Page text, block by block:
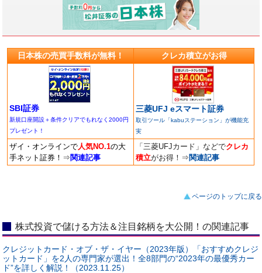
日本株の売買手数料が無料！ クレカ積立がお得
SBI証券
新規口座開設＋条件クリアでもれなく2000円
プレゼント！
三菱UFJ eスマート証券
取引ツール「kabuステーション」が機能充
実
ザイ・オンラインで人気NO.1の大
手ネット証券！ ⇒ 関連記事
「三菱UFJカード」などでクレカ
積立がお得！ ⇒ 関連記事
ページのトップに戻る
株式投資で儲ける方法＆注目銘柄を大公開！の関連記事
クレジットカード・オブ・ザ・イヤー（2023年版）「おすすめクレジ
ットカード」を2人の専門家が選出！全8部門の“2023年の最優秀カー
ド”を詳しく解説！（2023.11.25）